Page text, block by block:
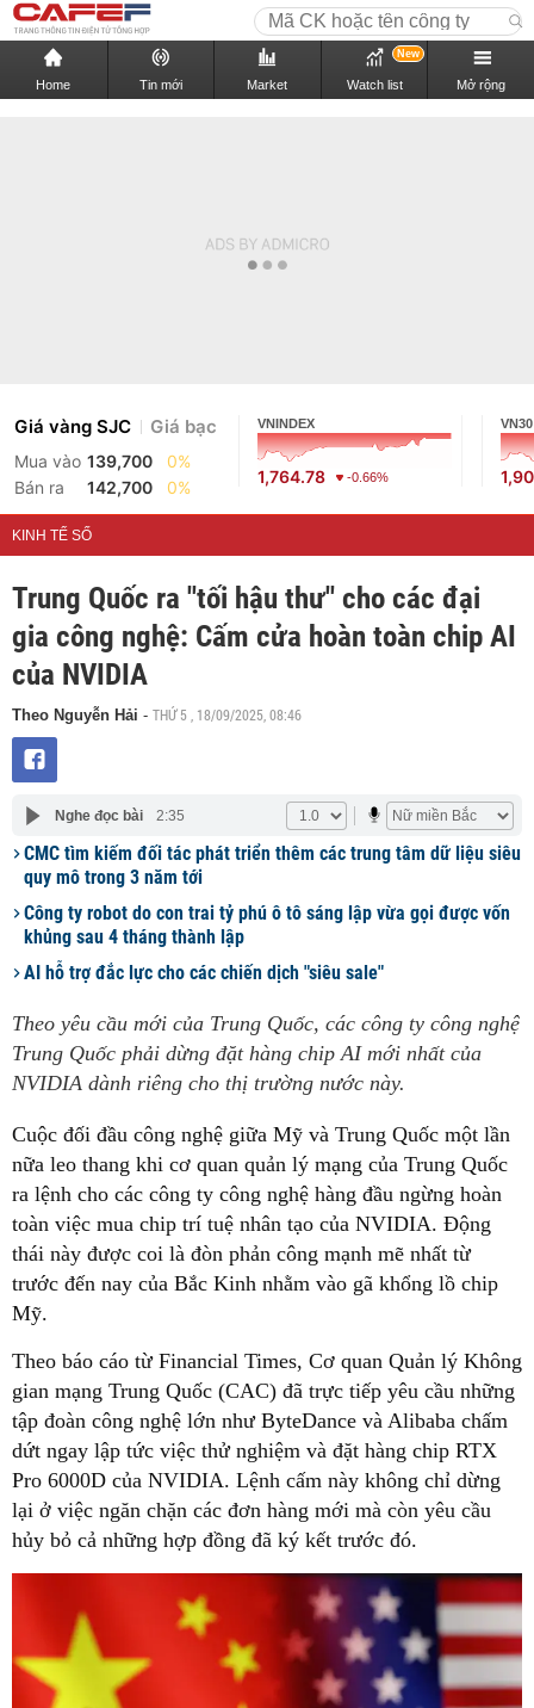
Home Tin mới Market Watch list
New
Mở rộng
Giá vàng SJC Giá bạc
Mua vào 139,700
0%
Bán ra
142,700 0%
VNINDEX
1,764.78 -0.66%
VN30
KINH TẾ SỐ
Trung Quốc ra "tối hậu thư" cho các đại
gia công nghệ: Cấm cửa hoàn toàn chip AI
của NVIDIA
Theo Nguyễn Hải - THỨ 5 , 18/09/2025, 08:46
Nghe đọc bài 2:35
CMC tìm kiếm đối tác phát triển thêm các trung tâm dữ liệu siêu
quy mô trong 3 năm tới
Công ty robot do con trai tỷ phú ô tô sáng lập vừa gọi được vốn
khủng sau 4 tháng thành lập
AI hỗ trợ đắc lực cho các chiến dịch "siêu sale"
Theo yêu cầu mới của Trung Quốc, các công ty công nghệ
Trung Quốc phải dừng đặt hàng chip AI mới nhất của
NVIDIA dành riêng cho thị trường nước này.
Cuộc đối đầu công nghệ giữa Mỹ và Trung Quốc một lần
nữa leo thang khi cơ quan quản lý mạng của Trung Quốc
ra lệnh cho các công ty công nghệ hàng đầu ngừng hoàn
toàn việc mua chip trí tuệ nhân tạo của NVIDIA. Động
thái này được coi là đòn phản công mạnh mẽ nhất từ
trước đến nay của Bắc Kinh nhằm vào gã khổng lồ chip
Mỹ.
Theo báo cáo từ Financial Times, Cơ quan Quản lý Không
gian mạng Trung Quốc (CAC) đã trực tiếp yêu cầu những
tập đoàn công nghệ lớn như ByteDance và Alibaba chấm
dứt ngay lập tức việc thử nghiệm và đặt hàng chip RTX
Pro 6000D của NVIDIA. Lệnh cấm này không chỉ dừng
lại ở việc ngăn chặn các đơn hàng mới mà còn yêu cầu
hủy bỏ cả những hợp đồng đã ký kết trước đó.